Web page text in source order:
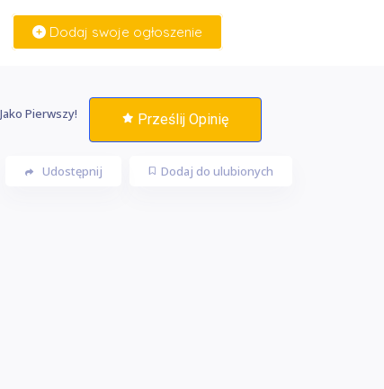
Dodaj swoje ogłoszenie
Pierwszy! Prześlij Opinię
Dodaj do ulubionych
Udostępnij